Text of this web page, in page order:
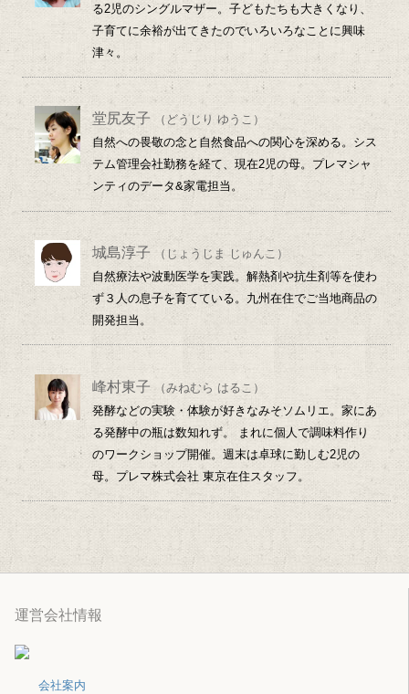
る2児のシングルマザー。子どもたちも大きくなり、
子育てに余裕が出てきたのでいろいろなことに興味
津々。
堂尻友子
（どうじり ゆうこ）
自然への畏敬の念と自然食品への関心を深める。シス
テム管理会社勤務を経て、現在2児の母。プレマシャ
ンティのデータ&家電担当。
城島淳子
（じょうじま じゅんこ）
自然療法や波動医学を実践。解熱剤や抗生剤等を使わ
ず３人の息子を育てている。九州在住でご当地商品の
開発担当。
峰村東子
（みねむら はるこ）
発酵などの実験・体験が好きなみそソムリエ。家にあ
る発酵中の瓶は数知れず。 まれに個人で調味料作り
のワークショップ開催。週末は卓球に勤しむ2児の
母。プレマ株式会社 東京在住スタッフ。
運営会社情報
会社案内